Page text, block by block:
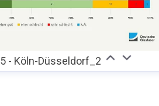
- Köln-Düsseldorf_2